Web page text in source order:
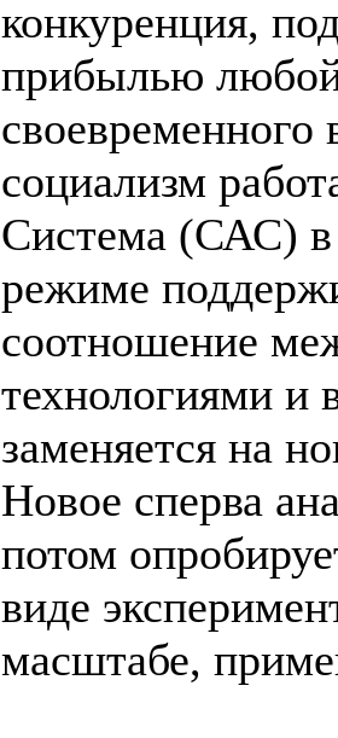
конкуренция,
прибылью любой
своевременного
социализм
Система (САС)
режиме
соотношение
технологиями и
заменяется на
Новое сперва
потом
виде
масштабе,